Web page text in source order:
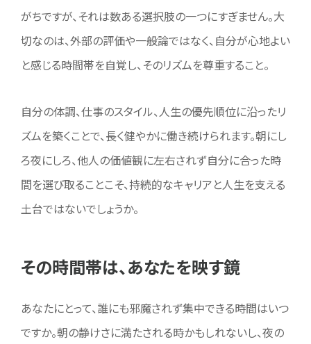
がちですが、それは数ある選択肢の一つにすぎません。大
切なのは、外部の評価や一般論ではなく、自分が心地よい
と感じる時間帯を自覚し、そのリズムを尊重すること。
自分の体調、仕事のスタイル、人生の優先順位に沿ったリ
ズムを築くことで、長く健やかに働き続けられます。朝にし
ろ夜にしろ、他人の価値観に左右されず自分に合った時
間を選び取ることこそ、持続的なキャリアと人生を支える
土台ではないでしょうか。
その時間帯は、あなたを映す鏡
あなたにとって、誰にも邪魔されず集中できる時間はいつ
ですか。朝の静けさに満たされる時かもしれないし、夜の